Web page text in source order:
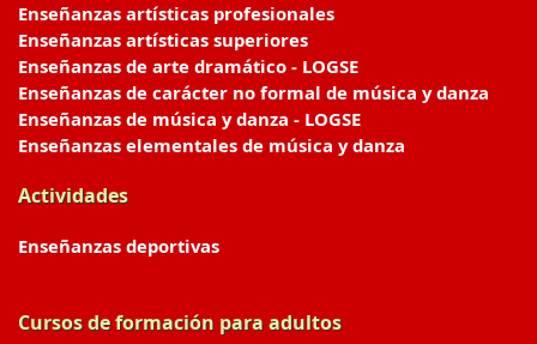
Enseñanzas artísticas profesionales
Enseñanzas artísticas superiores
Enseñanzas de arte dramático - LOGSE
Enseñanzas de carácter no formal de música y danza
Enseñanzas de música y danza - LOGSE
Enseñanzas elementales de música y danza
Actividades
Enseñanzas deportivas
Cursos de formación para adultos